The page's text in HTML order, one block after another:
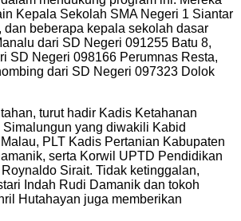
Kepala Sekolah SMA Negeri 1 Siantar
dan beberapa kepala sekolah dasar
dari SD Negeri 091255 Batu 8,
SD Negeri 098166 Perumnas Resta,
dari SD Negeri 097323 Dolok
turut hadir Kadis Ketahanan
yang diwakili Kabid
PLT Kadis Pertanian Kabupaten
serta Korwil UPTD Pendidikan
Sirait. Tidak ketinggalan,
Indah Rudi Damanik dan tokoh
Hutahayan juga memberikan